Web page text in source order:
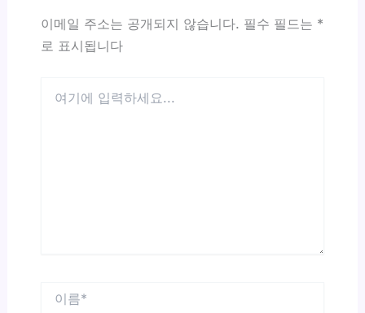
이메일 주소는 공개되지 않습니다. 필수 필드는 *
로 표시됩니다